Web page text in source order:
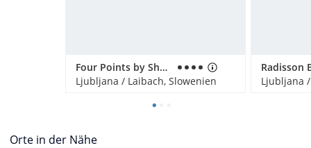
Four Points by Sheraton Hotel Ljubljana Mons
Ljubljana / Laibach, Slowenien
Ljubljana
Orte in der Nähe